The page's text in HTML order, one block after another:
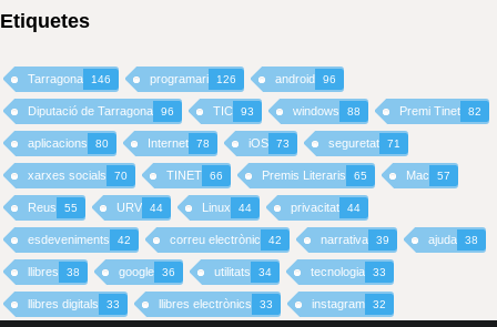
Etiquetes
Tarragona 146 programari 126 android 96
Diputació de Tarragona 96 TIC 93 windows 88 Premi Tinet 82
aplicacions 80 Internet 78 iOS 73 seguretat 71
xarxes socials 70 TINET 66 Premis Literaris 65 Mac 57
Reus 55 URV 44 Linux 44 privacitat 44
esdeveniments 42 correu electrònic 42 narrativa 39 ajuda 38
llibres 38 google 36 utilitats 34 tecnologia 33
llibres digitals 33 llibres electrònics 33 instagram 32